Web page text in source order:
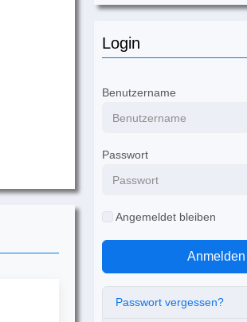
Login
Benutzername
Passwort
Angemeldet bleiben
Anmelden
Passwort vergessen?